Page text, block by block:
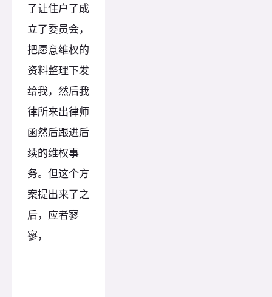
了让住户了成
立了委员会，
把愿意维权的
资料整理下发
给我，然后我
律所来出律师
函然后跟进后
续的维权事
务。但这个方
案提出来了之
后，应者寥
寥，